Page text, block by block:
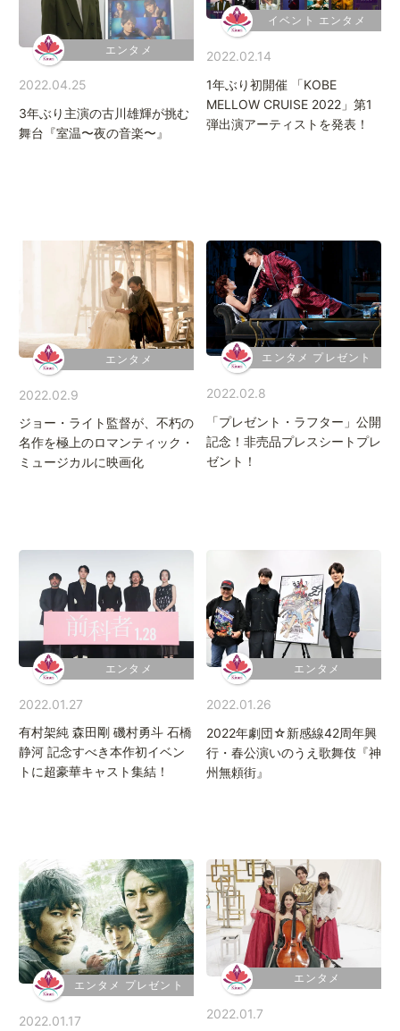
エンタメ
2022.04.25
3年ぶり主演の古川雄輝が挑む
舞台『室温〜夜の音楽〜』
イベント エンタメ
2022.02.14
1年ぶり初開催 「KOBE
MELLOW CRUISE 2022」第1
弾出演アーティストを発表！
エンタメ
2022.02.9
ジョー・ライト監督が、不朽の
名作を極上のロマンティック・
ミュージカルに映画化
エンタメ プレゼント
2022.02.8
「プレゼント・ラフター」公開
記念！非売品プレスシートプレ
ゼント！
エンタメ
2022.01.27
有村架純 森田剛 磯村勇斗 石橋
静河 記念すべき本作初イベン
トに超豪華キャスト集結！
エンタメ
2022.01.26
2022年劇団☆新感線42周年興
行・春公演いのうえ歌舞伎『神
州無頼街』
エンタメ プレゼント
2022.01.17
エンタメ
2022.01.7